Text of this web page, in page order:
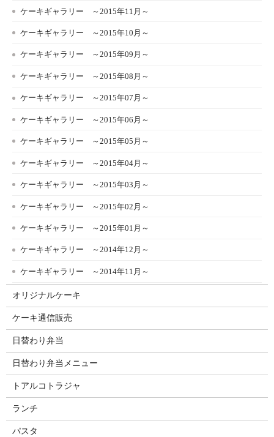
ケーキギャラリー ～2015年11月～
ケーキギャラリー ～2015年10月～
ケーキギャラリー ～2015年09月～
ケーキギャラリー ～2015年08月～
ケーキギャラリー ～2015年07月～
ケーキギャラリー ～2015年06月～
ケーキギャラリー ～2015年05月～
ケーキギャラリー ～2015年04月～
ケーキギャラリー ～2015年03月～
ケーキギャラリー ～2015年02月～
ケーキギャラリー ～2015年01月～
ケーキギャラリー ～2014年12月～
ケーキギャラリー ～2014年11月～
オリジナルケーキ
ケーキ通信販売
日替わり弁当
日替わり弁当メニュー
トアルコトラジャ
ランチ
パスタ